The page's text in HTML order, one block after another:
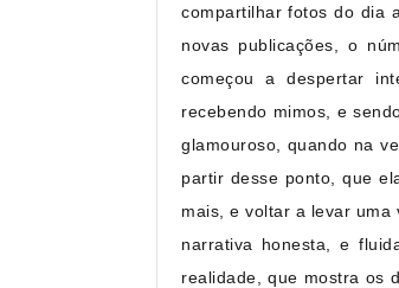
compartilhar fotos do dia
novas publicações, o
começou a despertar
recebendo mimos, e
glamouroso, quando na
partir desse ponto, que
mais, e voltar a levar
narrativa honesta, e
realidade, que mostra os